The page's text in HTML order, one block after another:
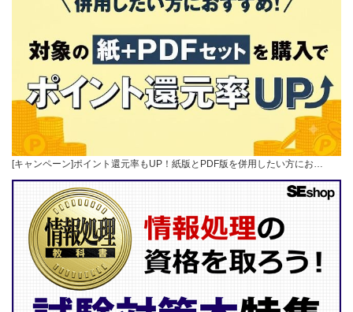
[キャンペーン]ポイント還元率もUP！紙版とPDF版を併用したい方にお…